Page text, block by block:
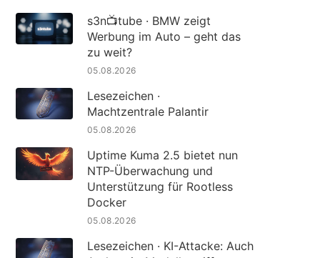
s3n📺tube · BMW zeigt
Werbung im Auto – geht das
zu weit?
05.08.2026
Lesezeichen ·
Machtzentrale Palantir
05.08.2026
Uptime Kuma 2.5 bietet nun
NTP-Überwachung und
Unterstützung für Rootless
Docker
05.08.2026
Lesezeichen · KI-Attacke: Auch